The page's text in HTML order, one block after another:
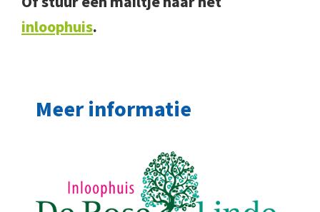
inloophuis.
Meer informatie